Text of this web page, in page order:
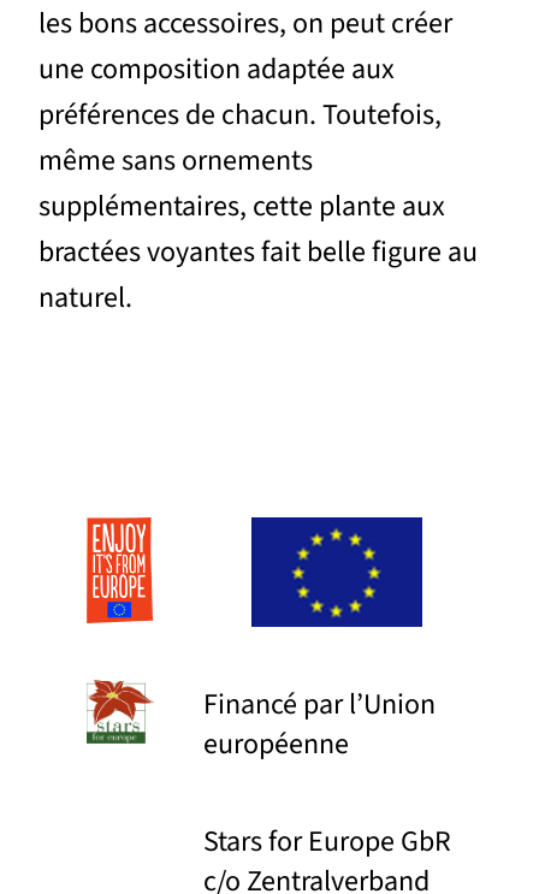
les bons accessoires, on peut créer
une composition adaptée aux
préférences de chacun. Toutefois,
même sans ornements
supplémentaires, cette plante aux
bractées voyantes fait belle figure au
naturel.
Financé par l’Union
européenne
Stars for Europe GbR
c/o Zentralverband